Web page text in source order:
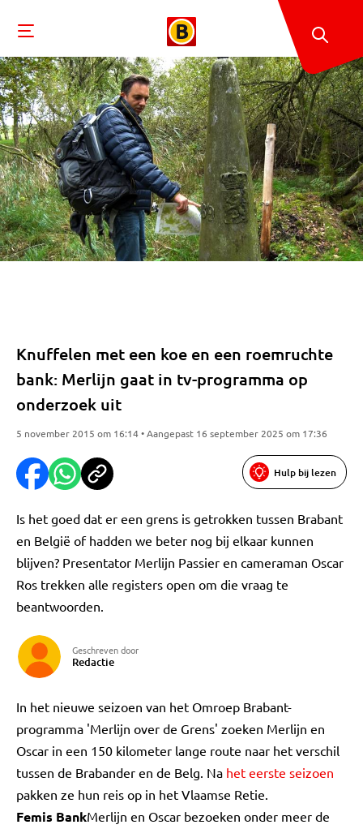
Knuffelen met een koe en een roemruchte
bank: Merlijn gaat in tv-programma op
onderzoek uit
5 november 2015 om 16:14 • Aangepast 16 september 2025 om 17:36
Hulp bij lezen
Is het goed dat er een grens is getrokken tussen Brabant
en België of hadden we beter nog bij elkaar kunnen
blijven? Presentator Merlijn Passier en cameraman Oscar
Ros trekken alle registers open om die vraag te
beantwoorden.
Geschreven door
Redactie
In het nieuwe seizoen van het Omroep Brabant-
programma 'Merlijn over de Grens' zoeken Merlijn en
Oscar in een 150 kilometer lange route naar het verschil
tussen de Brabander en de Belg. Na het eerste seizoen
pakken ze hun reis op in het Vlaamse Retie.
Femis BankMerlijn en Oscar bezoeken onder meer de